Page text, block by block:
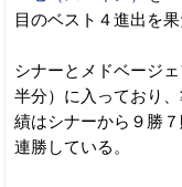
目のベスト４進出を果
シナーとメドベージ
半分）に入っており
績はシナーから９勝
連勝している。